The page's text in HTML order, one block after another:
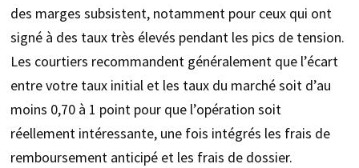
des marges subsistent, notamment pour ceux qui ont
signé à des taux très élevés pendant les pics de tension.
Les courtiers recommandent généralement que l’écart
entre votre taux initial et les taux du marché soit d’au
moins 0,70 à 1 point pour que l’opération soit
réellement intéressante, une fois intégrés les frais de
remboursement anticipé et les frais de dossier.